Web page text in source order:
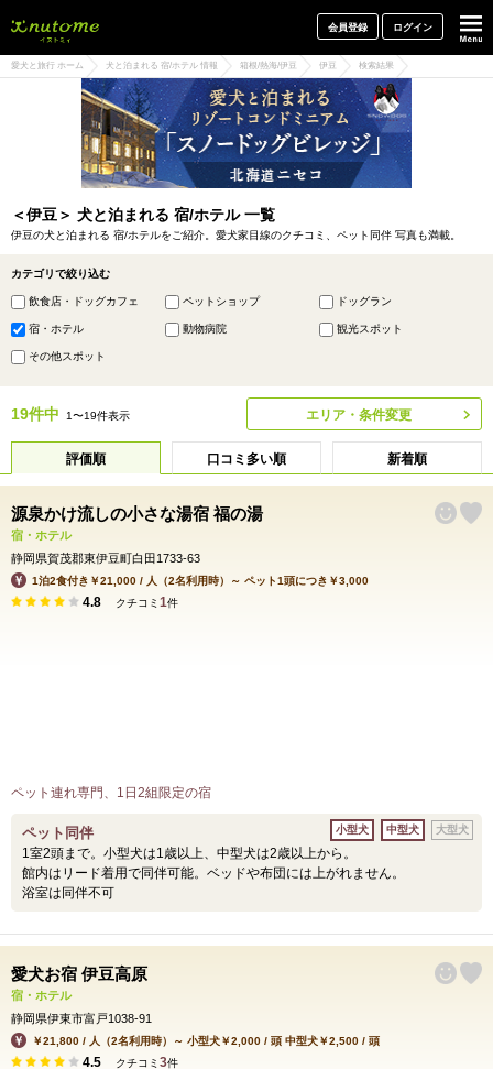
会員登録 ログイン
愛犬と旅行 ホーム 犬と泊まれる 宿/ホテル 情報 箱根/熱海/伊豆 伊豆 検索結果
＜伊豆＞ 犬と泊まれる 宿/ホテル 一覧
伊豆の犬と泊まれる 宿/ホテルをご紹介。愛犬家目線のクチコミ、ペット同伴 写真も満載。
カテゴリで絞り込む
飲食店・ドッグカフェ ペットショップ ドッグラン
宿・ホテル 動物病院 観光スポット
その他スポット
19件中 1〜19件表示 エリア・条件変更
評価順 口コミ多い順 新着順
源泉かけ流しの小さな湯宿 福の湯
宿・ホテル
静岡県賀茂郡東伊豆町白田1733-63
1泊2食付き￥21,000 / 人（2名利用時）～ ペット1頭につき￥3,000
4.8 クチコミ 1件
ペット連れ専門、1日2組限定の宿
ペット同伴
1室2頭まで。小型犬は1歳以上、中型犬は2歳以上から。
館内はリード着用で同伴可能。ベッドや布団には上がれません。
浴室は同伴不可
小型犬 中型犬 大型犬
愛犬お宿 伊豆高原
宿・ホテル
静岡県伊東市富戸1038-91
￥21,800 / 人（2名利用時）～ 小型犬￥2,000 / 頭 中型犬￥2,500 / 頭
4.5 クチコミ 3件